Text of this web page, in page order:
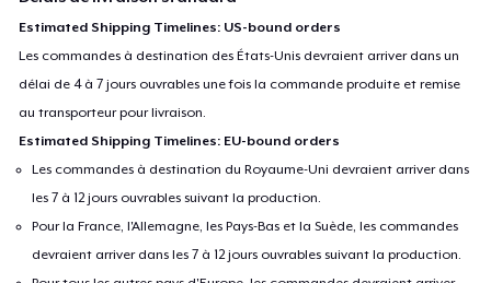
Estimated Shipping Timelines: US-bound orders
Les commandes à destination des États-Unis devraient arriver dans un
délai de 4 à 7 jours ouvrables une fois la commande produite et remise
au transporteur pour livraison.
Estimated Shipping Timelines: EU-bound orders
Les commandes à destination du Royaume-Uni devraient arriver dans
les 7 à 12 jours ouvrables suivant la production.
Pour la France, l'Allemagne, les Pays-Bas et la Suède, les commandes
devraient arriver dans les 7 à 12 jours ouvrables suivant la production.